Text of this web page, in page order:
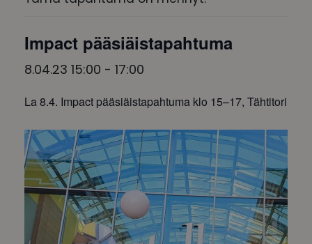
Impact pääsiäistapahtuma
8.04.23 15:00 - 17:00
La 8.4. Impact pääsiäistapahtuma klo 15–17, Tähtitori